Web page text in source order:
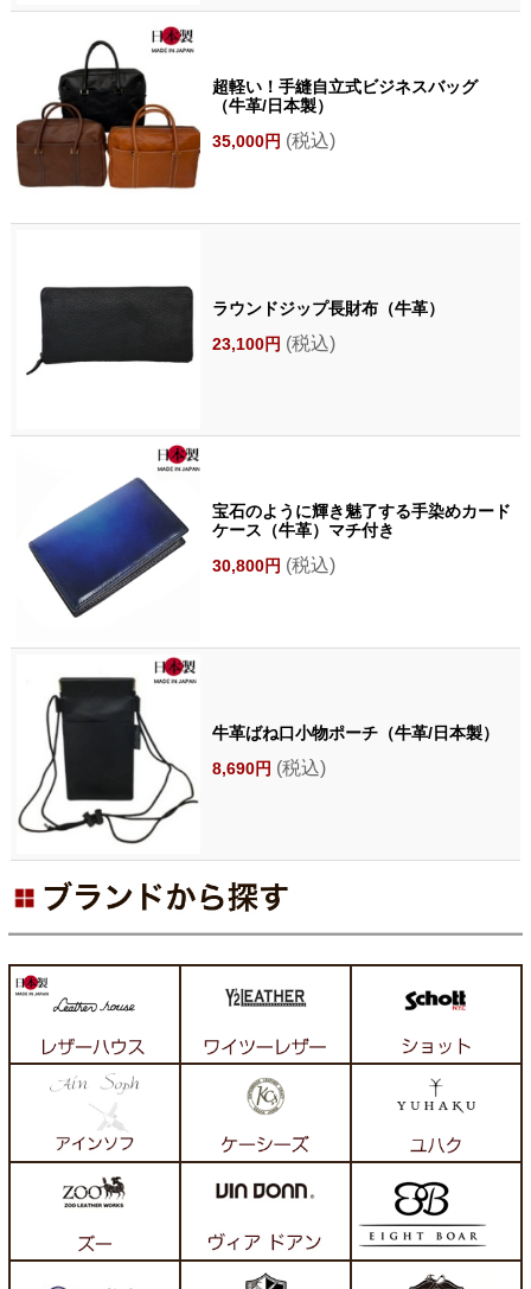
超軽い！手縫自立式ビジネスバッグ
（牛革/日本製）
35,000円 (税込)
ラウンドジップ長財布（牛革）
23,100円 (税込)
宝石のように輝き魅了する手染めカード
ケース（牛革）マチ付き
30,800円 (税込)
牛革ばね口小物ポーチ（牛革/日本製）
8,690円 (税込)